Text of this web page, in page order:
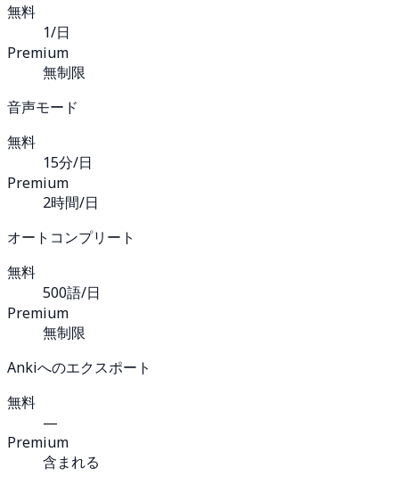
無料
1/日
Premium
無制限
音声モード
無料
15分/日
Premium
2時間/日
オートコンプリート
無料
500語/日
Premium
無制限
Ankiへのエクスポート
無料
—
Premium
含まれる